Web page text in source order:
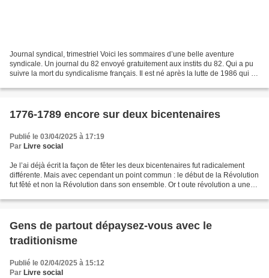
Journal syndical, trimestriel Voici les sommaires d’une belle aventure
syndicale. Un journal du 82 envoyé gratuitement aux instits du 82. Qui a pu
suivre la mort du syndicalisme français. Il est né après la lutte de 1986 qui a
1776-1789 encore sur deux bicentenaires
Publié le 03/04/2025 à 17:19
Par Livre social
Je l’ai déjà écrit la façon de fêter les deux bicentenaires fut radicalement
différente. Mais avec cependant un point commun : le début de la Révolution
fut fêté et non la Révolution dans son ensemble. Or t oute révolution a une
Gens de partout dépaysez-vous avec le
traditionisme
Publié le 02/04/2025 à 15:12
Par Livre social